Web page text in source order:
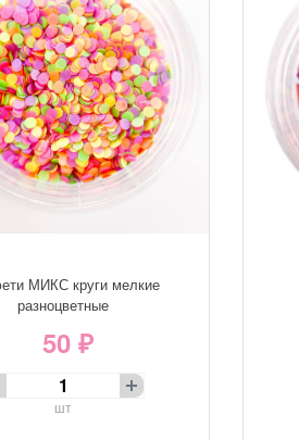
МИКС круги мелкие
разноцветные
50 ₽
шт